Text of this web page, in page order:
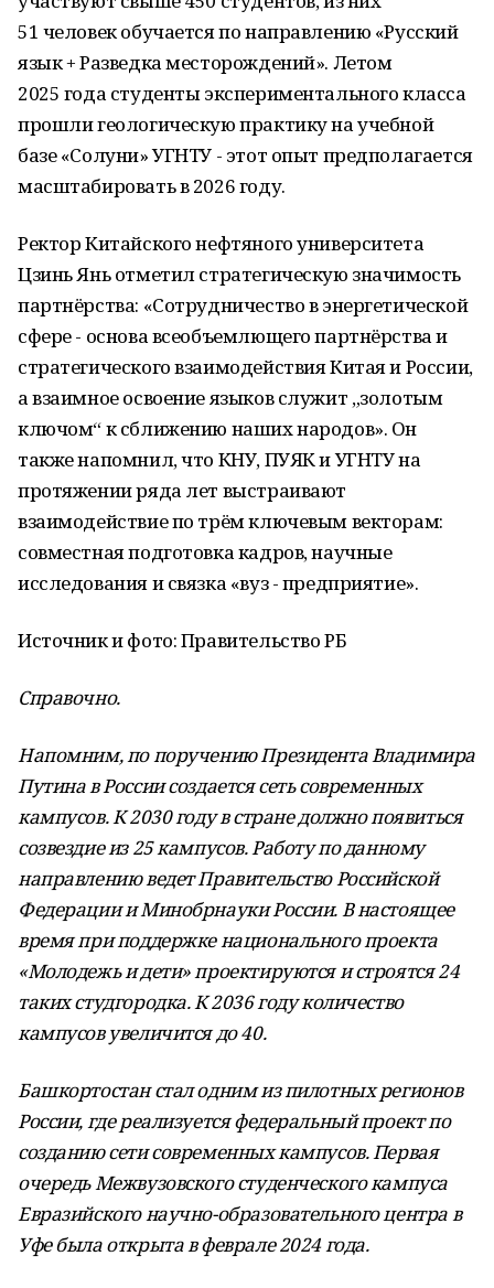
51 человек обучается по направлению «Русский
язык + Разведка месторождений». Летом
2025 года студенты экспериментального класса
прошли геологическую практику на учебной
базе «Солуни» УГНТУ - этот опыт предполагается
масштабировать в 2026 году.
Ректор Китайского нефтяного университета
Цзинь Янь отметил стратегическую значимость
партнёрства: «Сотрудничество в энергетической
сфере - основа всеобъемлющего партнёрства и
стратегического взаимодействия Китая и России,
а взаимное освоение языков служит „золотым
ключом“ к сближению наших народов». Он
также напомнил, что КНУ, ПУЯК и УГНТУ на
протяжении ряда лет выстраивают
взаимодействие по трём ключевым векторам:
совместная подготовка кадров, научные
исследования и связка «вуз - предприятие».
Источник и фото: Правительство РБ
Справочно.
Напомним, по поручению Президента Владимира
Путина в России создается сеть современных
кампусов. К 2030 году в стране должно появиться
созвездие из 25 кампусов. Работу по данному
направлению ведет Правительство Российской
Федерации и Минобрнауки России. В настоящее
время при поддержке национального проекта
«Молодежь и дети» проектируются и строятся 24
таких студгородка. К 2036 году количество
кампусов увеличится до 40.
Башкортостан стал одним из пилотных регионов
России, где реализуется федеральный проект по
созданию сети современных кампусов. Первая
очередь Межвузовского студенческого кампуса
Евразийского научно-образовательного центра в
Уфе была открыта в феврале 2024 года.